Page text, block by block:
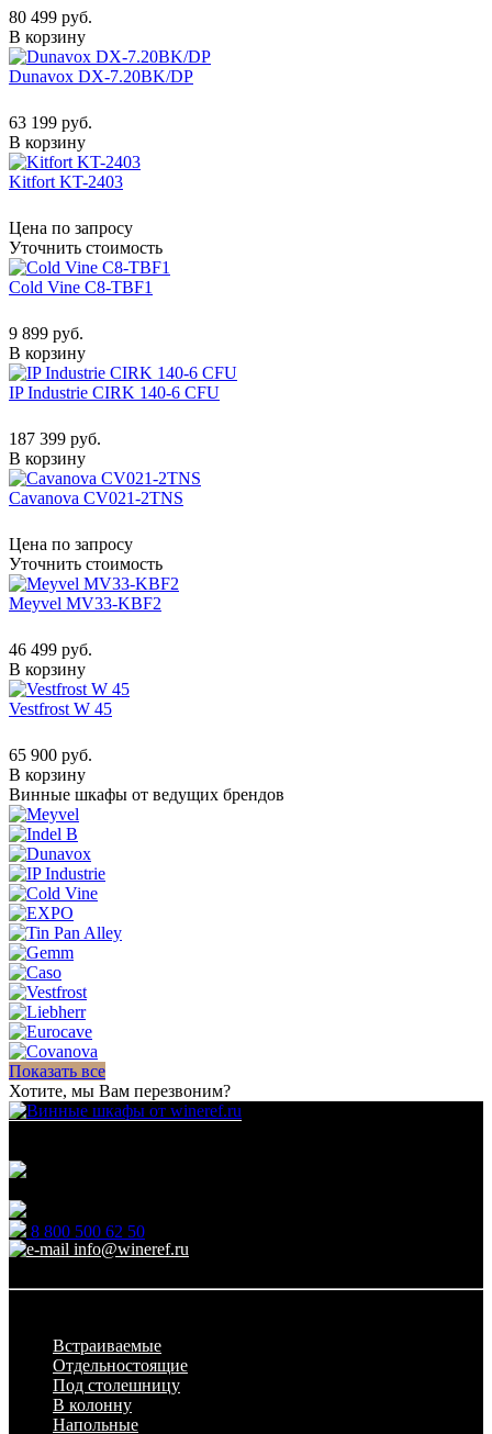
80 499 руб.
В корзину
Dunavox DX-7.20BK/DP
63 199 руб.
В корзину
Kitfort KT-2403
Цена по запросу
Уточнить стоимость
Cold Vine C8-TBF1
9 899 руб.
В корзину
IP Industrie CIRK 140-6 CFU
187 399 руб.
В корзину
Cavanova CV021-2TNS
Цена по запросу
Уточнить стоимость
Meyvel MV33-KBF2
46 499 руб.
В корзину
Vestfrost W 45
65 900 руб.
В корзину
Винные шкафы от ведущих брендов
Показать все
Хотите, мы Вам перезвоним?
8 800 500 62 50
info@wineref.ru
Встраиваемые
Отдельностоящие
Под столешницу
В колонну
Напольные